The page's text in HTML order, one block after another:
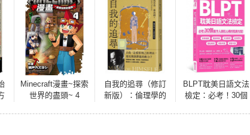
Minecraft漫畫~探索
世界的盡頭~ 4
自我的追尋（修訂
新版）：倫理學的
BLPT耽美日語文法
檢定：必考！30個